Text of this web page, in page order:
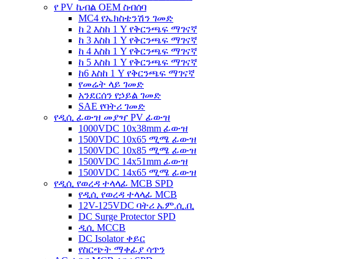
የ PV ኬብል OEM ስብሰባ
MC4 የኤክስቴንሽን ገመድ
ከ 2 እስከ 1 Y የቅርንጫፍ ማገናኛ
ከ 3 እስከ 1 Y የቅርንጫፍ ማገናኛ
ከ 4 እስከ 1 Y የቅርንጫፍ ማገናኛ
ከ 5 እስከ 1 Y የቅርንጫፍ ማገናኛ
ከ6 እስከ 1 Y የቅርንጫፍ ማገናኛ
የመሬት ላይ ገመድ
አንደርሰን የኃይል ገመድ
SAE የባትሪ ገመድ
የዲሲ ፊውዝ መያዣ PV ፊውዝ
1000VDC 10x38mm ፊውዝ
1500VDC 10x65 ሚሜ ፊውዝ
1500VDC 10x85 ሚሜ ፊውዝ
1500VDC 14x51mm ፊውዝ
1500VDC 14x65 ሚሜ ፊውዝ
የዲሲ የወረዳ ተላላፊ MCB SPD
የዲሲ የወረዳ ተላላፊ MCB
12V-125VDC ባትሪ ኤም.ሲ.ቢ
DC Surge Protector SPD
ዲሲ MCCB
DC Isolator ቀይር
የስርጭት ማቀፊያ ሳጥን